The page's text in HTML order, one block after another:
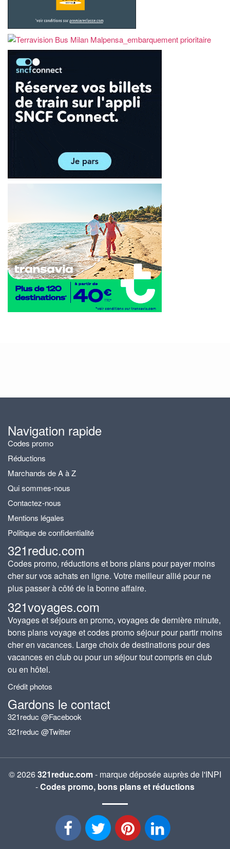
Navigation rapide
Codes promo
Réductions
Marchands de A à Z
Qui sommes-nous
Contactez-nous
Mentions légales
Politique de confidentialité
321reduc.com
Codes promo, réductions et bons plans pour payer moins
cher sur vos achats en ligne. Votre meilleur allié pour ne
plus passer à côté de la bonne affaire.
321voyages.com
Voyages et séjours en promo, voyages de dernière minute,
bons plans voyage et codes promo séjour pour partir moins
cher en vacances. Large choix de destinations pour des
vacances en club ou pour un séjour tout compris en club
ou en hôtel.
Crédit photos
Gardons le contact
321reduc @Facebook
321reduc @Twitter
© 2026321reduc.com- marque déposée auprès de l'INPI
-Codes promo, bons plans et réductions